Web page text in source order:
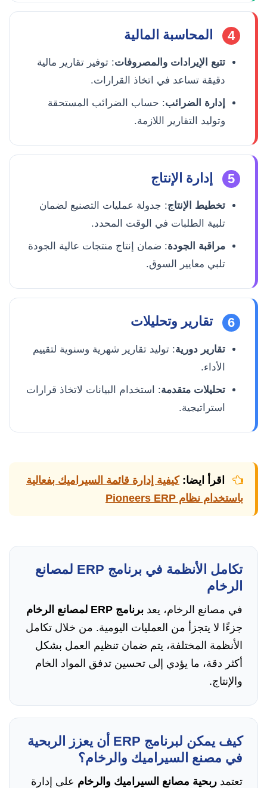
4 المحاسبة المالية
تتبع الإيرادات والمصروفات: توفير تقارير مالية
دقيقة تساعد في اتخاذ القرارات.
إدارة الضرائب: حساب الضرائب المستحقة
وتوليد التقارير اللازمة.
5 إدارة الإنتاج
تخطيط الإنتاج: جدولة عمليات التصنيع لضمان
تلبية الطلبات في الوقت المحدد.
مراقبة الجودة: ضمان إنتاج منتجات عالية الجودة
تلبي معايير السوق.
6 تقارير وتحليلات
تقارير دورية: توليد تقارير شهرية وسنوية لتقييم
الأداء.
تحليلات متقدمة: استخدام البيانات لاتخاذ قرارات
استراتيجية.
اقرأ ايضا:كيفية إدارة قائمة السيراميك بفعالية
باستخدام نظام Pioneers ERP
تكامل الأنظمة في برنامج ERP لمصانع
الرخام
في مصانع الرخام، يعد برنامج ERP لمصانع الرخام
جزءًا لا يتجزأ من العمليات اليومية. من خلال تكامل
الأنظمة المختلفة، يتم ضمان تنظيم العمل بشكل
أكثر دقة، ما يؤدي إلى تحسين تدفق المواد الخام
والإنتاج.
كيف يمكن لبرنامج ERP أن يعزز الربحية
في مصنع السيراميك والرخام؟
تعتمد ربحية مصانع السيراميك والرخام على إدارة